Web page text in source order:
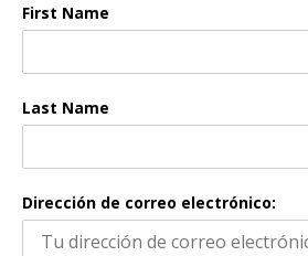
First Name
Last Name
Dirección de correo electrónico: